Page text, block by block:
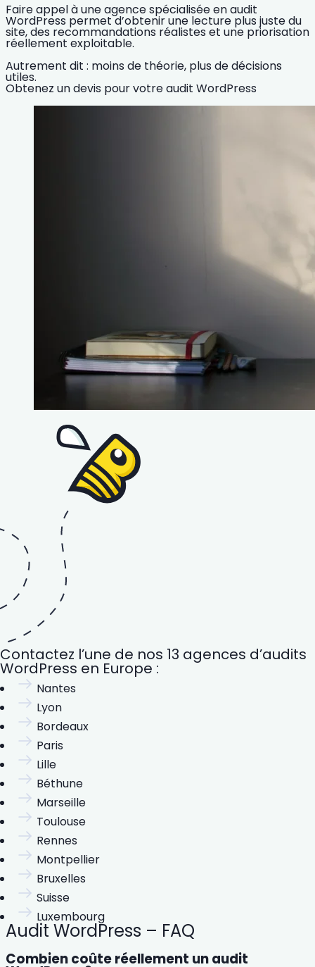
Faire appel à une agence spécialisée en audit
WordPress permet d’obtenir une lecture plus juste du
site, des recommandations réalistes et une priorisation
réellement exploitable.
Autrement dit : moins de théorie, plus de décisions
utiles.
Obtenez un devis pour votre audit WordPress
Contactez l’une de nos 13 agences d’audits
WordPress en Europe :
Nantes
Lyon
Bordeaux
Paris
Lille
Béthune
Marseille
Toulouse
Rennes
Montpellier
Bruxelles
Suisse
Luxembourg
Audit WordPress – FAQ
Combien coûte réellement un audit